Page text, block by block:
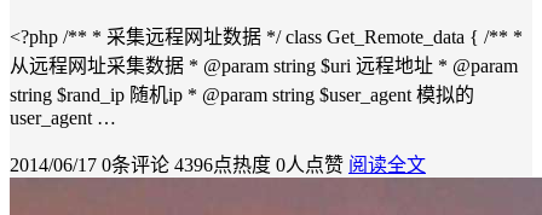
<?php /** * 采集远程网址数据 */ class Get_Remote_data { /** *
从远程网址采集数据 * @param string $uri 远程地址 * @param
string $rand_ip 随机ip * @param string $user_agent 模拟的
user_agent …
2014/06/17 0条评论 4396点热度 0人点赞 阅读全文